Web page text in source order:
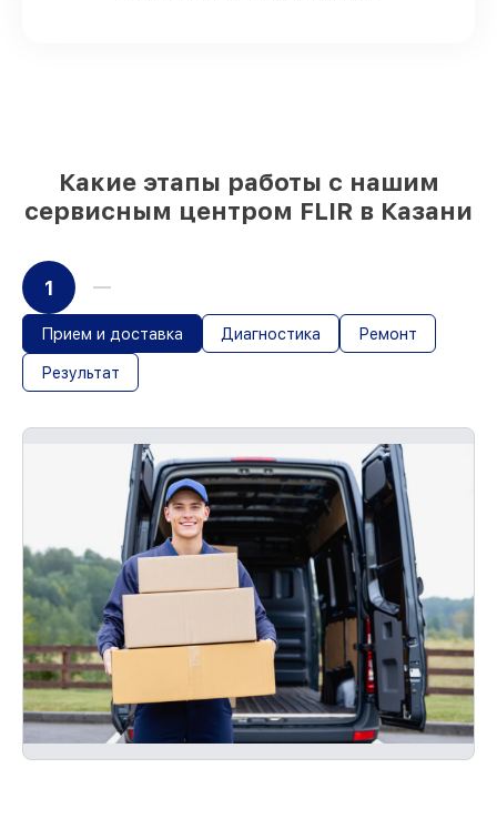
Какие этапы работы с нашим
сервисным центром FLIR в Казани
1
Прием и доставка Диагностика Ремонт
Результат